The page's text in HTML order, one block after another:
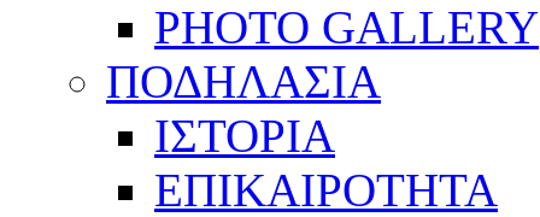
PHOTO GALLERY
ΠΟΔΗΛΑΣΙΑ
ΙΣΤΟΡΙΑ
ΕΠΙΚΑΙΡΟΤΗΤΑ